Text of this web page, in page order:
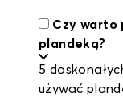
Czy warto
plandeką?
5
używać